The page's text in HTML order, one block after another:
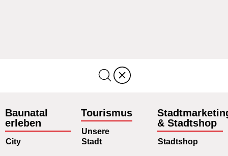
Baunatal
erleben
City
Tourismus
Unsere
Stadt
& Stadtshop
Stadtshop